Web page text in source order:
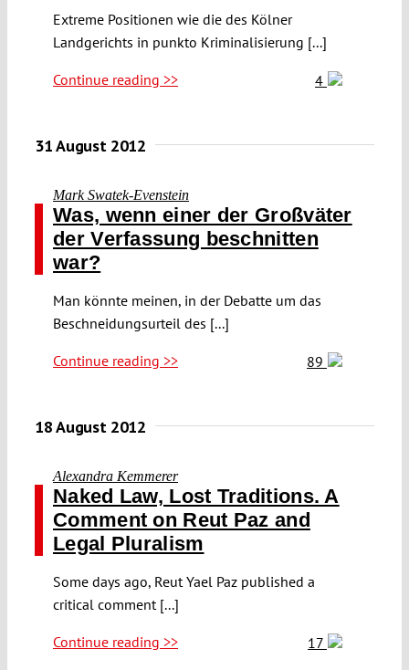
Extreme Positionen wie die des Kölner
Landgerichts in punkto Kriminalisierung [...]
Continue reading >> 4
31 August 2012
Mark Swatek-Evenstein
Was, wenn einer der Großväter
der Verfassung beschnitten
war?
Man könnte meinen, in der Debatte um das
Beschneidungsurteil des [...]
Continue reading >> 89
18 August 2012
Alexandra Kemmerer
Naked Law, Lost Traditions. A
Comment on Reut Paz and
Legal Pluralism
Some days ago, Reut Yael Paz published a
critical comment [...]
Continue reading >> 17